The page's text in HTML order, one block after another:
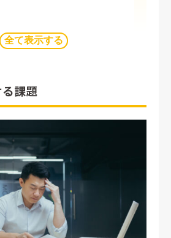
を用いた成功事例
でも22名の採用に成功｜株式会社スマート
行の選び方
界・職種・媒体など）
全て表示する
課題